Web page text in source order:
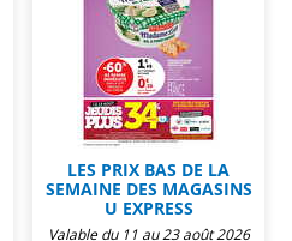
LES PRIX BAS DE LA
SEMAINE DES MAGASINS
U EXPRESS
Valable du 11 au 23 août 2026